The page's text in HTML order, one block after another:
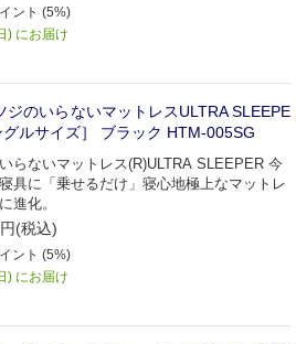
ント (5%)
) にお届け
ジのいらないマットレスULTRA SLEEPE
グルサイズ］ ブラック HTM-005SG
らないマットレス(R)ULTRA SLEEPER 今
具に「乗せるだけ」寝心地極上なマットレ
進化。
円(税込)
ント (5%)
) にお届け